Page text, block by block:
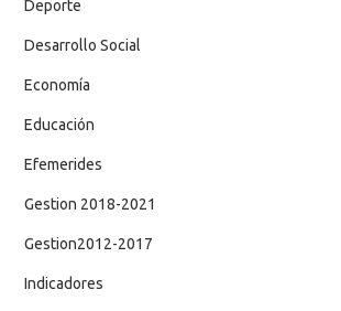
Deporte
Desarrollo Social
Economía
Educación
Efemerides
Gestion 2018-2021
Gestion2012-2017
Indicadores